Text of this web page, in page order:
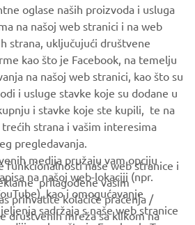
o najnovijim ponudama, posebnim
i još mnogo toga
oglase naših proizvoda i usluga
na našoj web stranici i na web
strana, uključujući društvene
kao što je Facebook, na temelju
na našoj web stranici, kao što su
i usluge stavke koje su dodane u
i stavke koje ste kupili, te na
strana i vašim interesima
pregledavanja.
medija pružaju vam opciju
na našoj web-lokaciji (npr.
kao i omogućavanje
sadržaja s naše web stranice
naše web stranice i
prilagođene vašim
prihvatite kolačiće praćenja /
društvenih mreža sa klikom na